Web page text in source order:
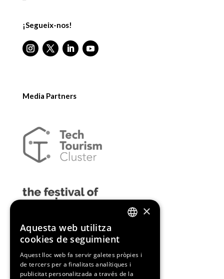
¡Segueix-nos!
Media Partners
CATALAN
×
Aquesta web utilitza
cookies de seguimient
Aquest lloc web fa servir galetes pròpies i
de tercers per a finalitats analítiques i
publicitat personalitzada a través de la